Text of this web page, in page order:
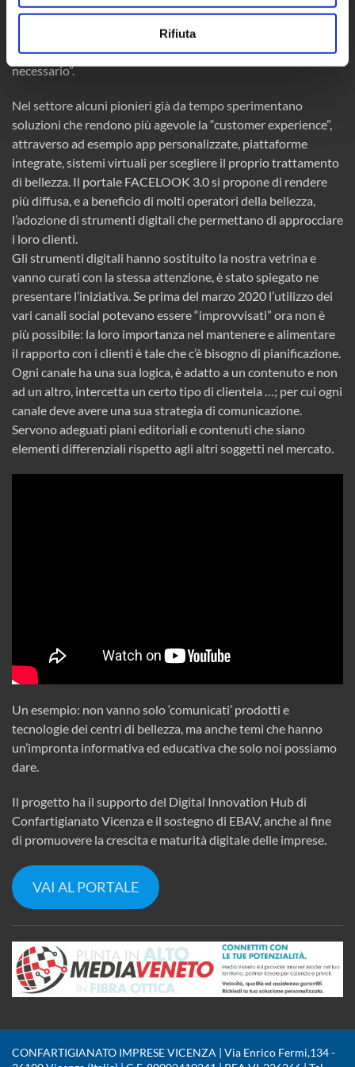
Rifiuta
raggiungibili e, una volta cessata la pandemia, sarà difficile
tornare indietro. Imparare a utilizzare efficacemente nuovi
sistemi di comunicazione digitale non è più facoltativo ma
necessario”.
Nel settore alcuni pionieri già da tempo sperimentano
soluzioni che rendono più agevole la “customer experience”,
attraverso ad esempio app personalizzate, piattaforme
integrate, sistemi virtuali per scegliere il proprio trattamento
di bellezza. Il portale FACELOOK 3.0 si propone di rendere
più diffusa, e a beneficio di molti operatori della bellezza,
l’adozione di strumenti digitali che permettano di approcciare
i loro clienti.
Gli strumenti digitali hanno sostituito la nostra vetrina e
vanno curati con la stessa attenzione, è stato spiegato ne
presentare l’iniziativa. Se prima del marzo 2020 l’utilizzo dei
vari canali social potevano essere “improvvisati” ora non è
più possibile: la loro importanza nel mantenere e alimentare
il rapporto con i clienti è tale che c’è bisogno di pianificazione.
Ogni canale ha una sua logica, è adatto a un contenuto e non
ad un altro, intercetta un certo tipo di clientela …; per cui ogni
canale deve avere una sua strategia di comunicazione.
Servono adeguati piani editoriali e contenuti che siano
elementi differenziali rispetto agli altri soggetti nel mercato.
Un esempio: non vanno solo ‘comunicati’ prodotti e
tecnologie dei centri di bellezza, ma anche temi che hanno
un’impronta informativa ed educativa che solo noi possiamo
dare.
Il progetto ha il supporto del Digital Innovation Hub di
Confartigianato Vicenza e il sostegno di EBAV, anche al fine
di promuovere la crescita e maturità digitale delle imprese.
VAI AL PORTALE
CONFARTIGIANATO IMPRESE VICENZA | Via Enrico Fermi,134 -